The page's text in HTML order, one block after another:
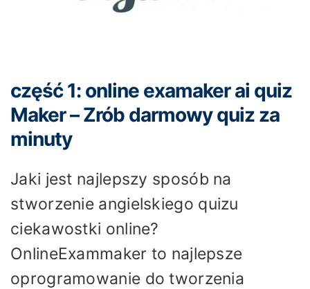
część 1: online examaker ai quiz
Maker – Zrób darmowy quiz za
minuty
Jaki jest najlepszy sposób na
stworzenie angielskiego quizu
ciekawostki online?
OnlineExammaker to najlepsze
oprogramowanie do tworzenia